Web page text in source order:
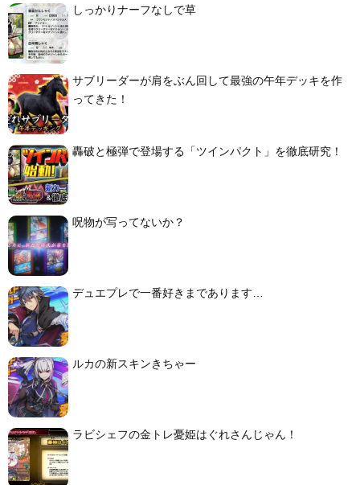
しっかりナーフなしで草
サブリーダーが肩をぶん回して最強の午年デッキを作
ってきた！
轟破と極弾で登場する「ツインパクト」を徹底研究！
呪物が写ってないか？
デュエプレで一番好きまであります…
ルカの新スキンきちゃー
ラビシェフの金トレ憂姫はぐれさんじゃん！